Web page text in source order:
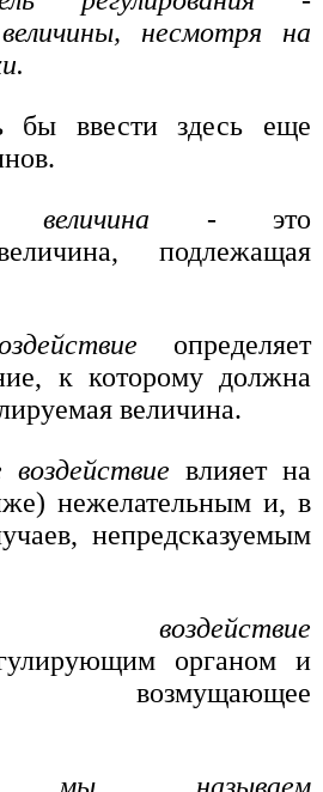
несмотря на
бы ввести здесь еще
величина - это
подлежащая
определяет
к которому должна
величина.
влияет на
нежелательным и, в
непредсказуемым
воздействие
органом и
возмущающее